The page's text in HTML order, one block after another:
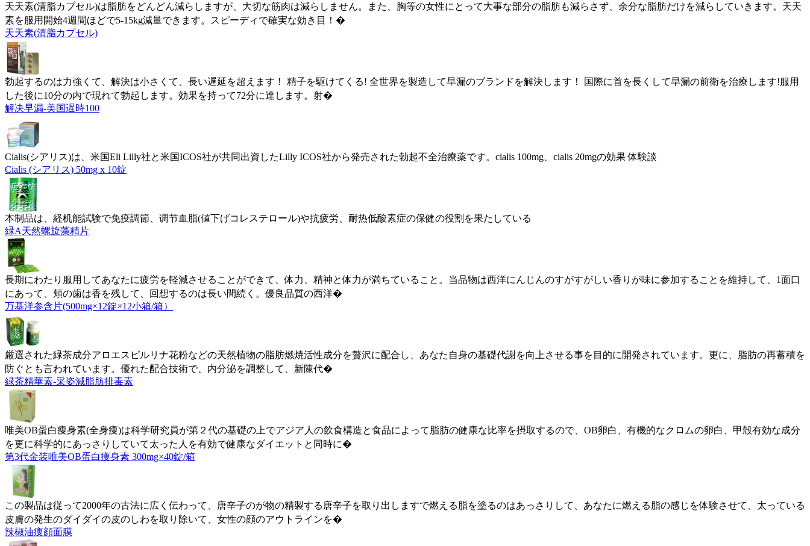
天天素(清脂カプセル)は脂肪をどんどん減らしますが、大切な筋肉は減らしません。また、胸等の女性にとって大事な部分の脂肪も減らさず、余分な脂肪だけを減らしていきます。天天
素を服用開始4週間ほどで5-15kg減量できます。スピーディで確実な効き目！�
天天素(清脂カプセル)
勃起するのは力強くて、解決は小さくて、長い遅延を超えます！ 精子を駆けてくる! 全世界を製造して早漏のブランドを解決します！ 国際に首を長くして早漏の前衛を治療します!服用
した後に10分の内で現れて勃起します。効果を持って72分に達します。射�
解决早漏-美国遅時100
Cialis(シアリス)は、米国Eli Lilly社と米国ICOS社が共同出資したLilly ICOS社から発売された勃起不全治療薬です。cialis 100mg、cialis 20mgの効果 体験談
Cialis (シアリス) 50mg x 10錠
本制品は、経机能試験で免疫調節、调节血脂(値下げコレステロール)や抗疲労、耐热低酸素症の保健の役割を果たしている
緑A天然螺旋藻精片
長期にわたり服用してあなたに疲労を軽減させることができて、体力、精神と体力が満ちていること。当品物は西洋にんじんのすがすがしい香りが味に参加することを維持して、1面口
にあって、頬の歯は香を残して、回想するのは長い間続く。優良品質の西洋�
万基洋参含片(500mg×12錠×12小箱/箱）
厳選された緑茶成分アロエスピルリナ花粉などの天然植物の脂肪燃焼活性成分を贅沢に配合し、あなた自身の基礎代謝を向上させる事を目的に開発されています。更に、脂肪の再蓄積を
防ぐとも言われています。優れた配合技術で、内分泌を調整して、新陳代�
緑茶精華素-采姿減脂肪排毒素
唯美OB蛋白痩身素(全身痩)は科学研究員が第２代の基礎の上でアジア人の飲食構造と食品によって脂肪の健康な比率を摂取するので、OB卵白、有機的なクロムの卵白、甲殻有効な成分
を更に科学的にあっさりしていて太った人を有効で健康なダイエットと同時に�
第3代金装唯美OB蛋白痩身素 300mg×40錠/箱
この製品は従って2000年の古法に広く伝わって、唐辛子のが物の精製する唐辛子を取り出しますで燃える脂を塗るのはあっさりして、あなたに燃える脂の感じを体験させて、太っている
皮膚の発生のダイダイの皮のしわを取り除いて、女性の顔のアウトラインを�
辣椒油痩顔面膜